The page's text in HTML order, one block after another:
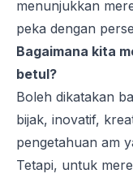
menunjukkan
peka dengan
Bagaimana kita
betul?
Boleh dikatakan
bijak, inovatif,
pengetahuan am
Tetapi, untuk